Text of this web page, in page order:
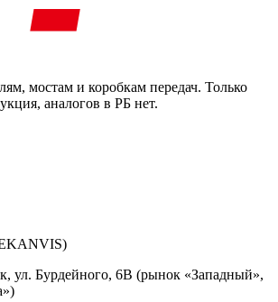
мостам и коробкам передач. Только
аналогов в РБ нет.
ул. Бурдейного, 6В (рынок «Западный»,